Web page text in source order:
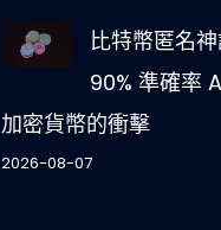
比特幣匿名
90% 準確率
加密貨幣的衝擊
2026-08-07